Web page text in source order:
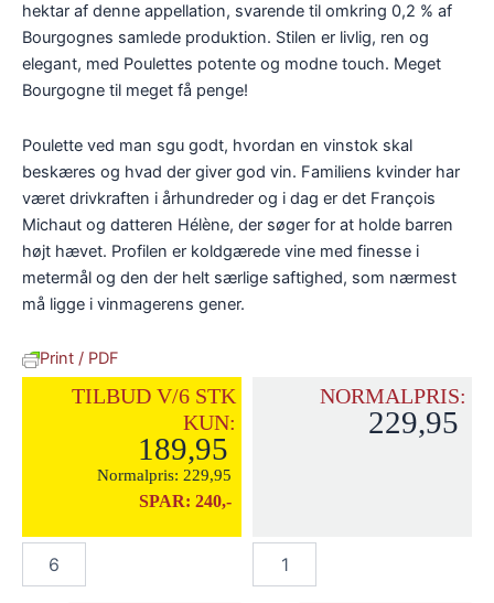
hektar af denne appellation, svarende til omkring 0,2 % af
Bourgognes samlede produktion. Stilen er livlig, ren og
elegant, med Poulettes potente og modne touch. Meget
Bourgogne til meget få penge!
Poulette ved man sgu godt, hvordan en vinstok skal
beskæres og hvad der giver god vin. Familiens kvinder har
været drivkraften i århundreder og i dag er det François
Michaut og datteren Hélène, der søger for at holde barren
højt hævet. Profilen er koldgærede vine med finesse i
metermål og den der helt særlige saftighed, som nærmest
må ligge i vinmagerens gener.
Print / PDF
TILBUD V/6 STK
KUN:
189,95
Normalpris: 229,95
SPAR: 240,-
NORMALPRIS:
229,95